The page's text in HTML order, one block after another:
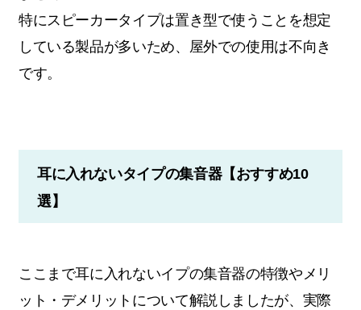
特にスピーカータイプは置き型で使うことを想定
している製品が多いため、屋外での使用は不向き
です。
耳に入れないタイプの集音器【おすすめ10
選】
ここまで耳に入れないイプの集音器の特徴やメリ
ット・デメリットについて解説しましたが、実際